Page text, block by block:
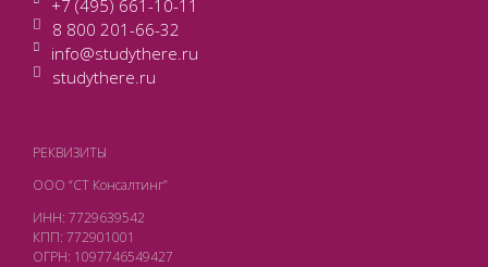
+7 (495) 661-10-11
8 800 201-66-32
info@studythere.ru
studythere.ru
РЕКВИЗИТЫ
ООО “СТ Консалтинг”
ИНН: 7729639542
КПП: 772901001
ОГРН: 1097746549427